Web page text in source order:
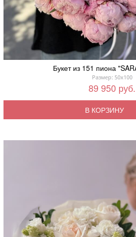
Букет из 151 пиона
Размер: 50x100
89 950 руб.
В КОРЗИНУ